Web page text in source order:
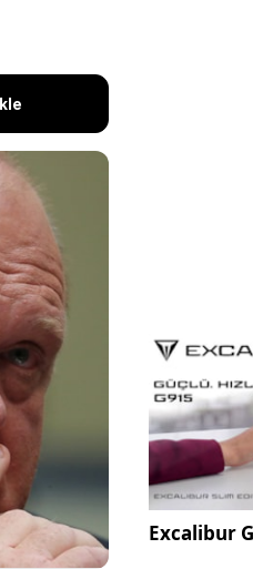
Göçmenlik
Excalibur